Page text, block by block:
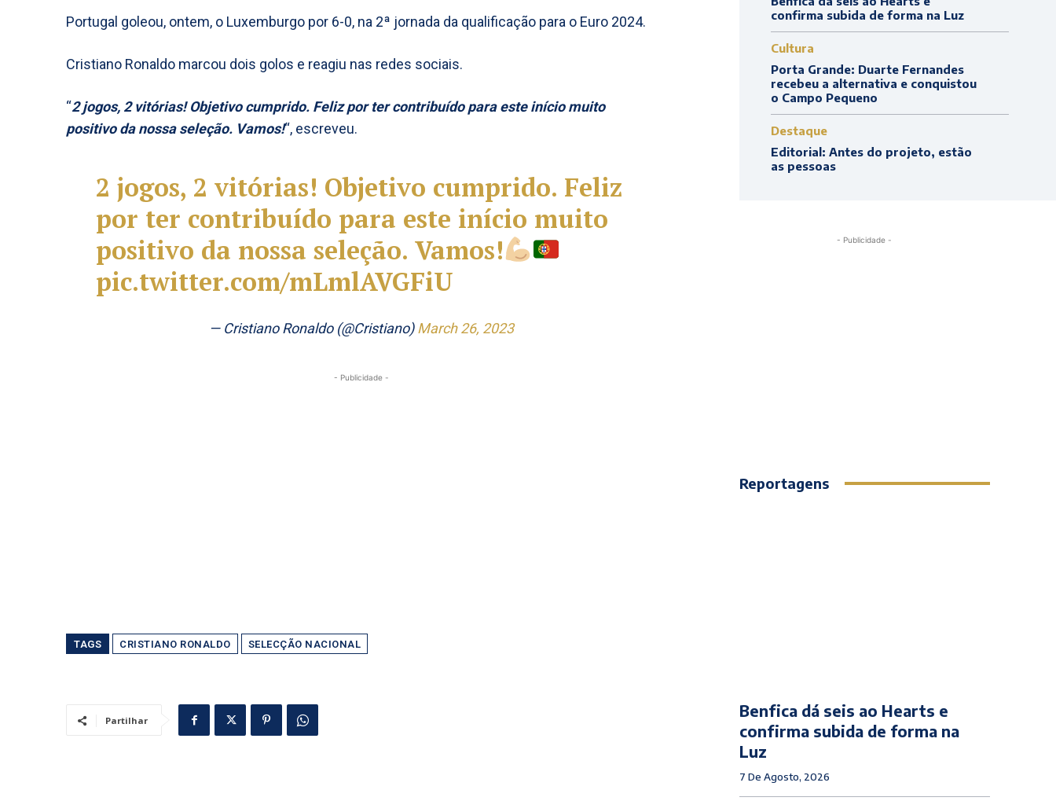
Portugal goleou, ontem, o Luxemburgo por 6-0, na 2ª jornada da qualificação para o Euro 2024.
Cristiano Ronaldo marcou dois golos e reagiu nas redes sociais.
“2 jogos, 2 vitórias! Objetivo cumprido. Feliz por ter contribuído para este início muito
positivo da nossa seleção. Vamos!“, escreveu.
2 jogos, 2 vitórias! Objetivo cumprido. Feliz
por ter contribuído para este início muito
positivo da nossa seleção. Vamos!
pic.twitter.com/mLmlAVGFiU
— Cristiano Ronaldo (@Cristiano)March 26, 2023
- Publicidade -
TAGS CRISTIANO RONALDO SELECÇÃO NACIONAL
Partilhar
confirma subida de forma na Luz
Cultura
Porta Grande: Duarte Fernandes
recebeu a alternativa e conquistou
o Campo Pequeno
Destaque
Editorial: Antes do projeto, estão
as pessoas
- Publicidade -
Reportagens
Benfica dá seis ao Hearts e
confirma subida de forma na
Luz
7 De Agosto, 2026